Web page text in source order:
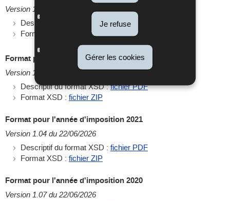
Je refuse
Gérer les cookies
Version 1.03 du 22/06/2026
Descriptif du format XSD : fichier PDF
Format XSD :
fichier ZIP
Format pour l'année d'imposition 2022
Version 1.04 du 22/06/2026
Descriptif du format XSD :fichier PDF
Format XSD : fichier ZIP
Format pour l'année d'imposition 2021
Version 1.04 du 22/06/2026
Descriptif du format XSD : fichier PDF
Format XSD : fichier ZIP
Format pour l'année d'imposition 2020
Version 1.07 du 22/06/2026